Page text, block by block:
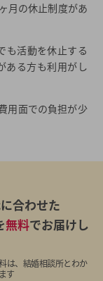
月の休止制度があ
も活動を休止する
ある方も利用がし
用面での負担が少
合わせた
無料でお届けし
は、結婚相談所とわか
す